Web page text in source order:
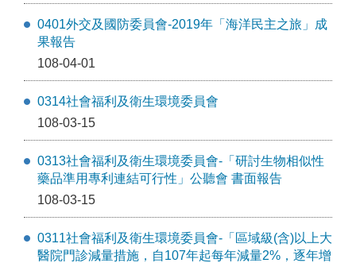
0401外交及國防委員會-2019年「海洋民主之旅」成
果報告
108-04-01
0314社會福利及衛生環境委員會
108-03-15
0313社會福利及衛生環境委員會-「研討生物相似性
藥品準用專利連結可行性」公聽會 書面報告
108-03-15
0311社會福利及衛生環境委員會-「區域級(含)以上大
醫院門診減量措施，自107年起每年減量2%，逐年增